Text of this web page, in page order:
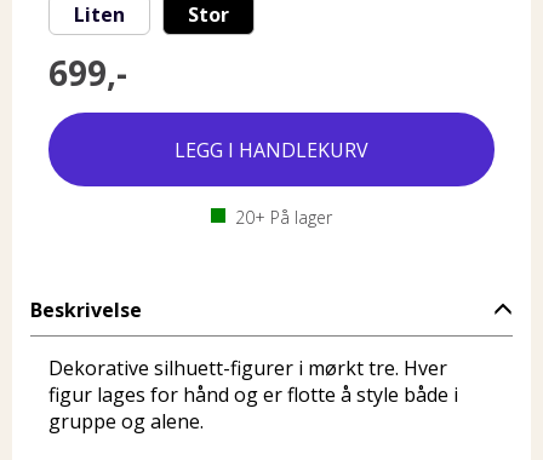
Liten Stor
699,-
20+ På lager
Beskrivelse
Dekorative silhuett-figurer i mørkt tre. Hver
figur lages for hånd og er flotte å style både i
gruppe og alene.